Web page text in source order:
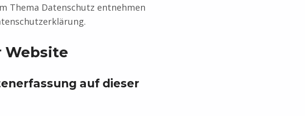
Thema Datenschutz entnehmen
Website
auf dieser